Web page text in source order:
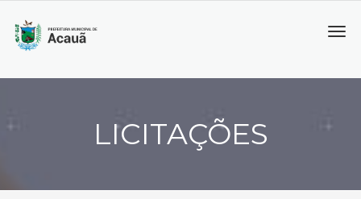
LICITAÇÕES